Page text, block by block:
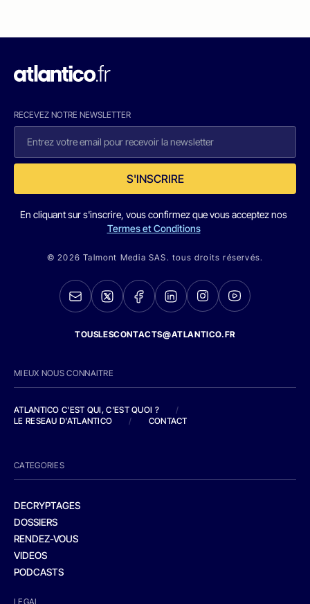
RECEVEZ NOTRE NEWSLETTER
S'INSCRIRE
En cliquant sur s'inscrire, vous confirmez que vous acceptez nos
Termes et Conditions
© 2026 Talmont Media SAS. tous droits réservés.
TOUSLESCONTACTS@ATLANTICO.FR
MIEUX NOUS CONNAITRE
ATLANTICO C'EST QUI, C'EST QUOI ?
/
LE RESEAU D'ATLANTICO
/ CONTACT
CATEGORIES
DECRYPTAGES
DOSSIERS
RENDEZ-VOUS
VIDEOS
PODCASTS
LEGAL